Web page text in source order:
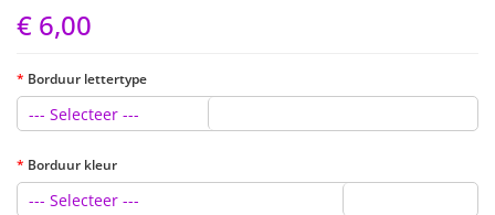
€ 6,00
Borduur lettertype
--- Selecteer ---
Borduur kleur
--- Selecteer ---